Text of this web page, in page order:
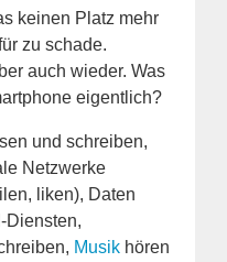
keinen Platz mehr
zu schade.
auch wieder. Was
eigentlich?
und schreiben,
Netzwerke
liken), Daten
Diensten,
Musik hören